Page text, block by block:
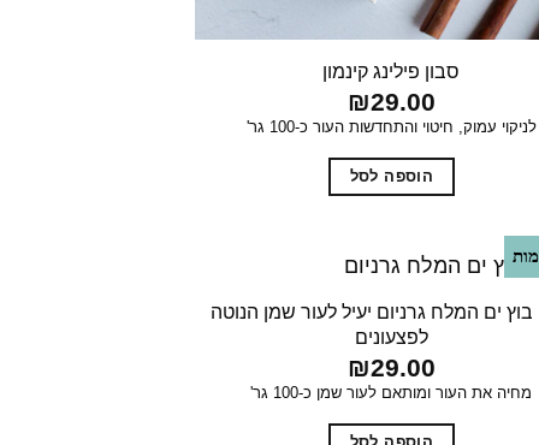
סבון פילינג קינמון
₪29.00
לניקוי עמוק, חיטוי והתחדשות העור כ-100 גר'
הוספה לסל
בוץ ים המלח גרניום יעיל לעור שמן הנוטה
לפצעונים
₪29.00
מחיה את העור ומותאם לעור שמן כ-100 גר'